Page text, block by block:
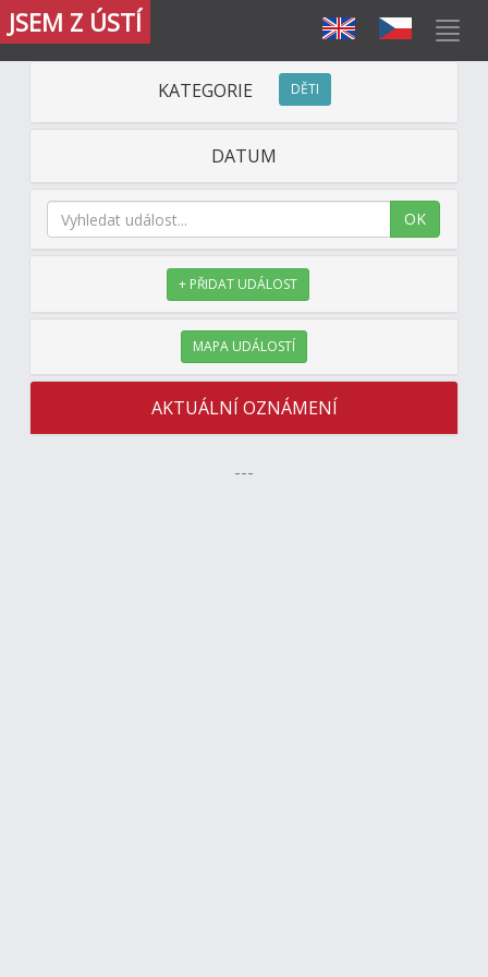
JSEM Z ÚSTÍ
KATEGORIE DĚTI
DATUM
OK
+ PŘIDAT UDÁLOST
MAPA UDÁLOSTÍ
AKTUÁLNÍ OZNÁMENÍ
---